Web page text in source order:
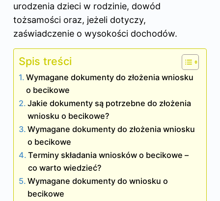
urodzenia dzieci w rodzinie, dowód
tożsamości oraz, jeżeli dotyczy,
zaświadczenie o wysokości dochodów.
Spis treści
Wymagane dokumenty do złożenia wniosku
o becikowe
Jakie dokumenty są potrzebne do złożenia
wniosku o becikowe?
Wymagane dokumenty do złożenia wniosku
o becikowe
Terminy składania wniosków o becikowe –
co warto wiedzieć?
Wymagane dokumenty do wniosku o
becikowe